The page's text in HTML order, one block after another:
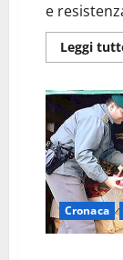
e
Leggi
Cronaca